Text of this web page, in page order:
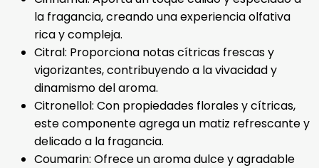
la fragancia, creando una experiencia olfativa
rica y compleja.
Citral: Proporciona notas cítricas frescas y
vigorizantes, contribuyendo a la vivacidad y
dinamismo del aroma.
Citronellol: Con propiedades florales y cítricas,
este componente agrega un matiz refrescante y
delicado a la fragancia.
Coumarin: Ofrece un aroma dulce y agradable